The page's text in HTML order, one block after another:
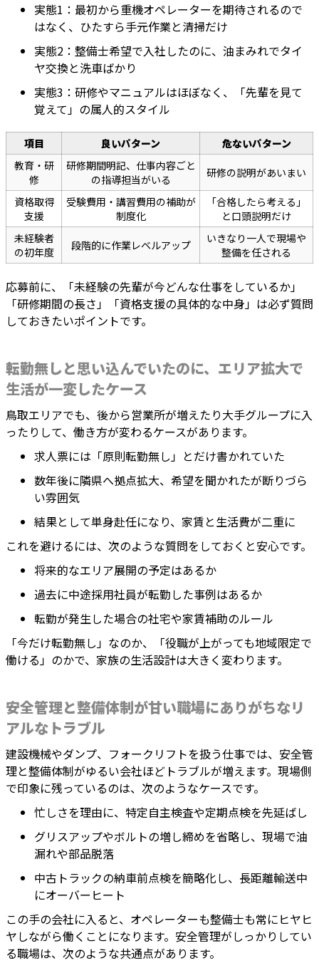
実態1：最初から重機オペレーターを期待されるので
はなく、ひたすら手元作業と清掃だけ
実態2：整備士希望で入社したのに、油まみれでタイ
ヤ交換と洗車ばかり
実態3：研修やマニュアルはほぼなく、「先輩を見て
覚えて」の属人的スタイル
項目 良いパターン
危ないパターン
教育・研
修
研修期間明記、仕事内容ごと
の指導担当がいる
研修の説明があいまい
資格取得
支援
受験費用・講習費用の補助が
制度化
「合格したら考える」
と口頭説明だけ
未経験者
の初年度
段階的に作業レベルアップ
いきなり一人で現場や
整備を任される
応募前に、「未経験の先輩が今どんな仕事をしているか」
「研修期間の長さ」「資格支援の具体的な中身」は必ず質問
しておきたいポイントです。
転勤無しと思い込んでいたのに、エリア拡大で
生活が一変したケース
鳥取エリアでも、後から営業所が増えたり大手グループに入
ったりして、働き方が変わるケースがあります。
求人票には「原則転勤無し」とだけ書かれていた
数年後に隣県へ拠点拡大、希望を聞かれたが断りづら
い雰囲気
結果として単身赴任になり、家賃と生活費が二重に
これを避けるには、次のような質問をしておくと安心です。
将来的なエリア展開の予定はあるか
過去に中途採用社員が転勤した事例はあるか
転勤が発生した場合の社宅や家賃補助のルール
「今だけ転勤無し」なのか、「役職が上がっても地域限定で
働ける」のかで、家族の生活設計は大きく変わります。
安全管理と整備体制が甘い職場にありがちなリ
アルなトラブル
建設機械やダンプ、フォークリフトを扱う仕事では、安全管
理と整備体制がゆるい会社ほどトラブルが増えます。現場側
で印象に残っているのは、次のようなケースです。
忙しさを理由に、特定自主検査や定期点検を先延ばし
グリスアップやボルトの増し締めを省略し、現場で油
漏れや部品脱落
中古トラックの納車前点検を簡略化し、長距離輸送中
にオーバーヒート
この手の会社に入ると、オペレーターも整備士も常にヒヤヒ
ヤしながら働くことになります。安全管理がしっかりしてい
る職場は、次のような共通点があります。